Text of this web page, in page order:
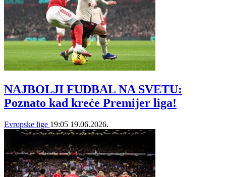
NAJBOLJI FUDBAL NA SVETU:
Poznato kad kreće Premijer liga!
Evropske lige 19:05 19.06.2026.